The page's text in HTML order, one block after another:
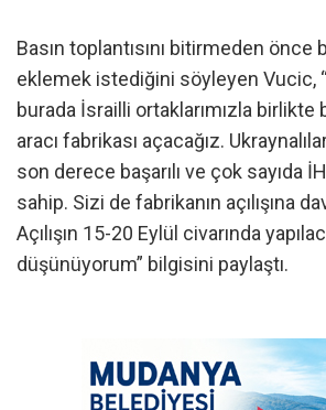
Basın toplantısını bitirmeden önce
eklemek istediğini söyleyen Vucic,
burada İsrailli ortaklarımızla birlikte
aracı fabrikası açacağız.
son derece başarılı ve çok sayıda
sahip. Sizi de fabrikanın açılışına
Açılışın 15-20 Eylül civarında
düşünüyorum” bilgisini paylaştı.